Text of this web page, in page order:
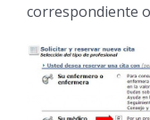
correspondiente